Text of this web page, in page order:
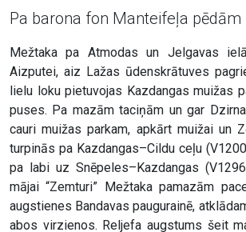
Pa barona fon Manteifeļa pēdām
Mežtaka pa Atmodas un Jelgavas
Aizputei, aiz Lažas ūdenskrātuves
lielu loku pietuvojas Kazdangas muižas
puses. Pa mazām taciņām un gar
cauri muižas parkam, apkārt muižai un
turpinās pa Kazdangas–Cildu ceļu
pa labi uz Snēpeles–Kazdangas
mājai “Zemturi” Mežtaka pamazām
augstienes Bandavas paugurainē,
abos virzienos. Reljefa augstums šeit